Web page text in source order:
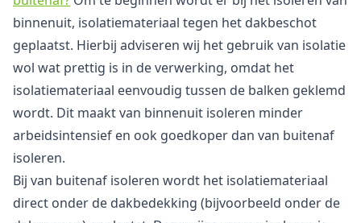
binnenuit, isolatiemateriaal tegen het dakbeschot
geplaatst. Hierbij adviseren wij het gebruik van isolatie
wol wat prettig is in de verwerking, omdat het
isolatiemateriaal eenvoudig tussen de balken geklemd
wordt. Dit maakt van binnenuit isoleren minder
arbeidsintensief en ook goedkoper dan van buitenaf
isoleren.
Bij van buitenaf isoleren wordt het isolatiemateriaal
direct onder de dakbedekking (bijvoorbeeld onder de